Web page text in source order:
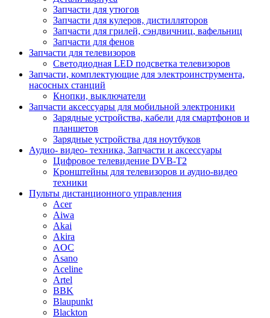
Запчасти для утюгов
Запчасти для кулеров, дистилляторов
Запчасти для грилей, сэндвичниц, вафельниц
Запчасти для фенов
Запчасти для телевизоров
Светодиодная LED подсветка телевизоров
Запчасти, комплектующие для электроинструмента,
насосных станций
Кнопки, выключатели
Запчасти аксессуары для мобильной электроники
Зарядные устройства, кабели для смартфонов и
планшетов
Зарядные устройства для ноутбуков
Аудио- видео- техника, Запчасти и аксессуары
Цифровое телевидение DVB-T2
Кронштейны для телевизоров и аудио-видео
техники
Пульты дистанционного управления
Acer
Aiwa
Akai
Akira
AOC
Asano
Aceline
Artel
BBK
Blaupunkt
Blackton